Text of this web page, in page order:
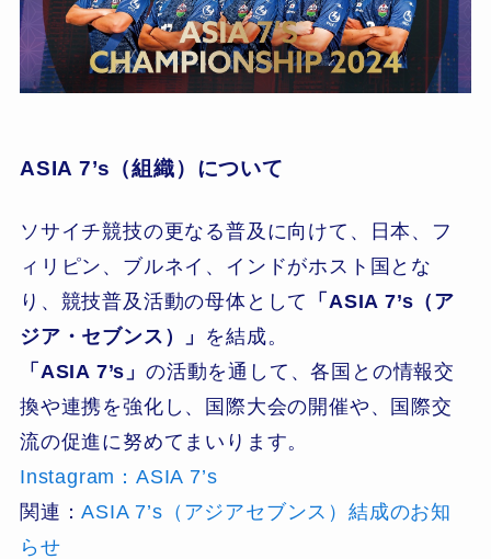
ASIA 7’s（組織）について
ソサイチ競技の更なる普及に向けて、日本、フ
ィリピン、ブルネイ、インドがホスト国とな
り、競技普及活動の母体として
「ASIA 7’s（ア
ジア・セブンス）」 を結成。
「ASIA 7’s」 の活動を通して、各国との情報交
換や連携を強化し、国際大会の開催や、国際交
流の促進に努めてまいります。
Instagram：ASIA 7’s
関連：ASIA 7’s（アジアセブンス）結成のお知
らせ